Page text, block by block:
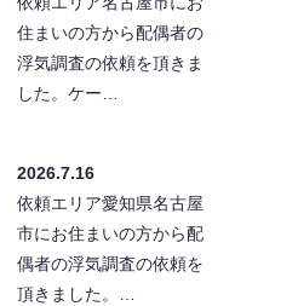
住まいの方から配偶者の
浮気調査の依頼を頂きま
した。ケー…
2026.7.16
依頼エリア愛知県名古屋
市にお住まいの方から配
偶者の浮気調査の依頼を
頂きました。…